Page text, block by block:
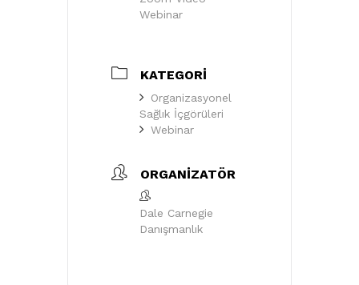
Webinar
KATEGORI
Organizasyonel
Sağlık İçgörüleri
Webinar
ORGANIZATÖR
Dale Carnegie
Danışmanlık